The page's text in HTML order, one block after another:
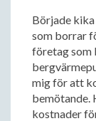
Började
som borrar
företag som
mig för att
bemötande.
kostnader